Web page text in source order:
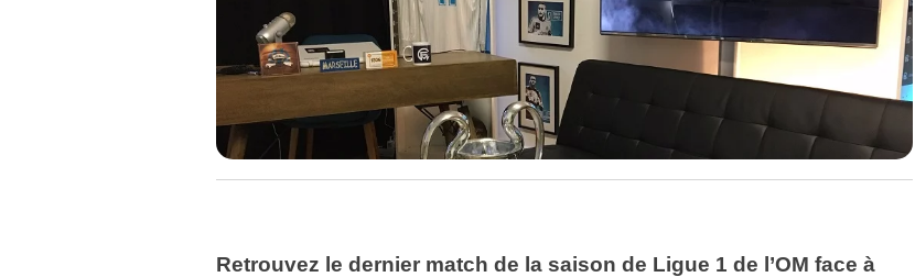
Retrouvez le dernier match de la saison de Ligue 1 de l’OM face à